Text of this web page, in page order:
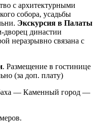
с архитектурными
собора, усадьбы
Экскурсия в Палаты
династии
неразрывно связана с
. Размещение в гостинице
(за доп. плату)
— Каменный город —